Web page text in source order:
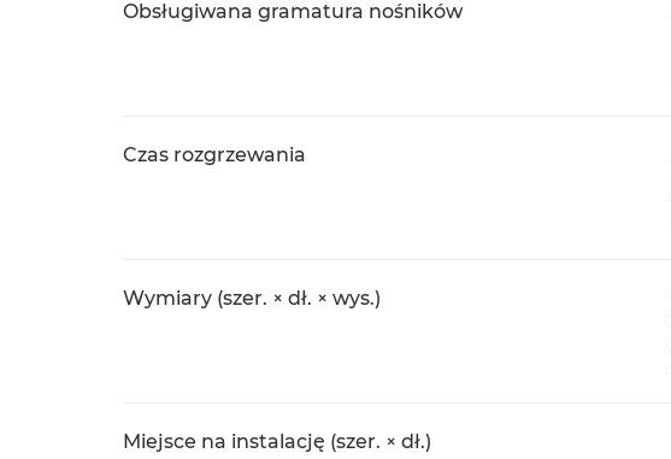
Obsługiwana gramatura nośników
Czas rozgrzewania
Wymiary (szer. × dł. × wys.)
Miejsce na instalację (szer. × dł.)